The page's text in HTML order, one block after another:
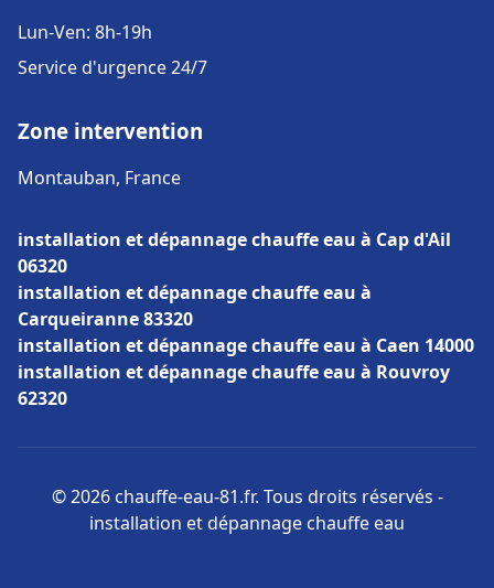
Lun-Ven: 8h-19h
Service d'urgence 24/7
Zone intervention
Montauban, France
installation et dépannage chauffe eau à Cap d'Ail
06320
installation et dépannage chauffe eau à
Carqueiranne 83320
installation et dépannage chauffe eau à Caen 14000
installation et dépannage chauffe eau à Rouvroy
62320
© 2026 chauffe-eau-81.fr. Tous droits réservés -
installation et dépannage chauffe eau